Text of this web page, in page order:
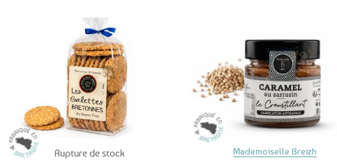
Rupture de stock Mademoiselle Breizh